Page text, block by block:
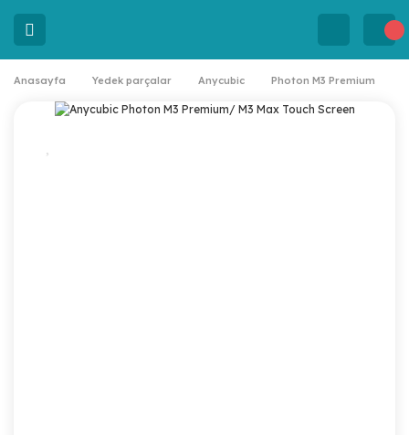
Anasayfa Yedek parçalar Anycubic Photon M3 Premium